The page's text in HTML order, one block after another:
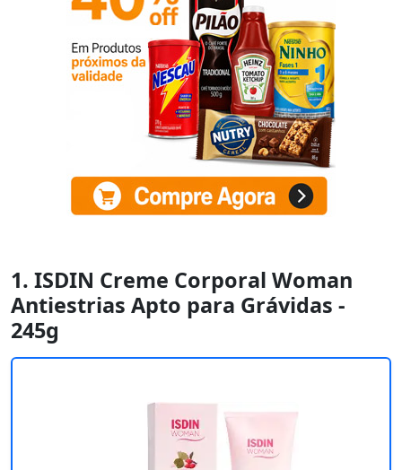
1. ISDIN Creme Corporal Woman
Antiestrias Apto para Grávidas -
245g